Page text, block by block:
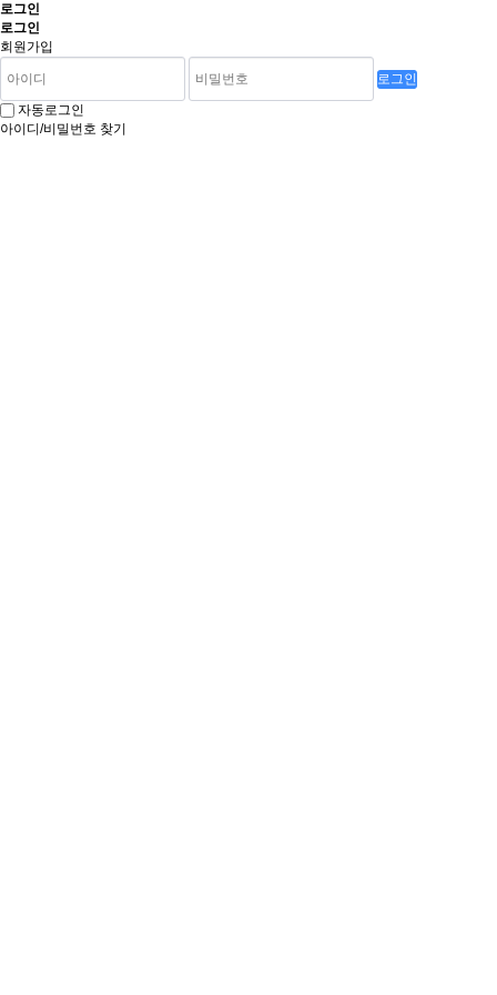
로그인
로그인
회원가입
로그인
자동로그인
아이디/비밀번호 찾기